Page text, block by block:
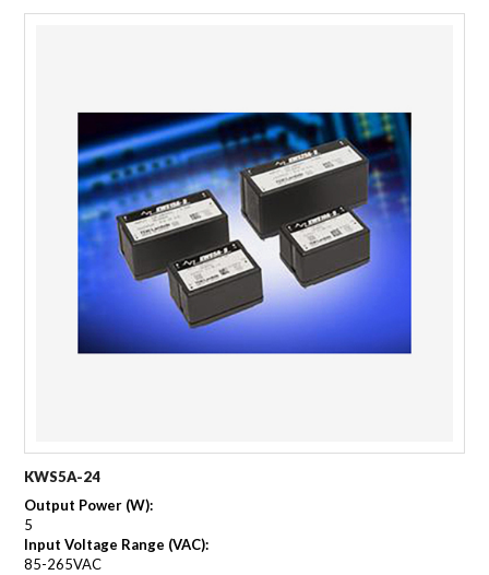
KWS5A-24
Output Power (W):
5
Input Voltage Range (VAC):
85-265VAC